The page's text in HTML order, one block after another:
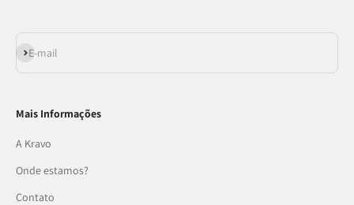
E-mail
Assinar
Mais Informações
A Kravo
Onde estamos?
Contato